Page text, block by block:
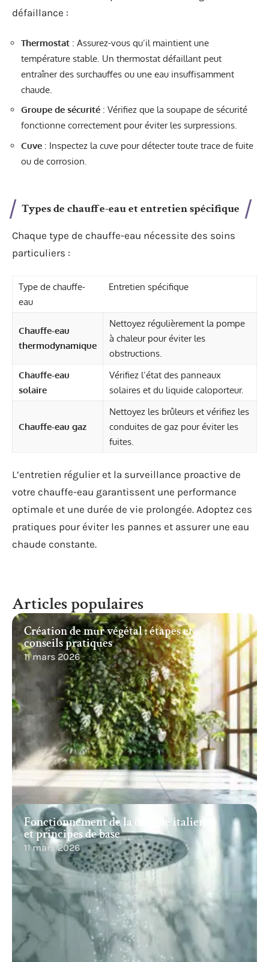
défaillance :
Thermostat : Assurez-vous qu’il maintient une
température stable. Un thermostat défaillant peut
entraîner des surchauffes ou une eau insuffisamment
chaude.
Groupe de sécurité : Vérifiez que la soupape de sécurité
fonctionne correctement pour éviter les surpressions.
Cuve : Inspectez la cuve pour détecter toute trace de fuite
ou de corrosion.
Types de chauffe-eau et entretien spécifique
Chaque type de chauffe-eau nécessite des soins
particuliers :
Type de chauffe-
eau
Entretien spécifique
Chauffe-eau
thermodynamique
Nettoyez régulièrement la pompe
à chaleur pour éviter les
obstructions.
Chauffe-eau
solaire
Vérifiez l’état des panneaux
solaires et du liquide caloporteur.
Chauffe-eau gaz
Nettoyez les brûleurs et vérifiez les
conduites de gaz pour éviter les
fuites.
L’entretien régulier et la surveillance proactive de
votre chauffe-eau garantissent une performance
optimale et une durée de vie prolongée. Adoptez ces
pratiques pour éviter les pannes et assurer une eau
chaude constante.
Articles populaires
Création de mur végétal : étapes et
conseils pratiques
11 mars 2026
Fonctionnement de la douche italienne
et principes de base
11 mars 2026